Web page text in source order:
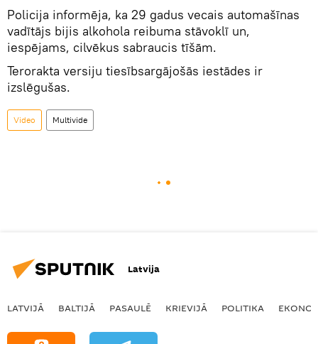
Policija informēja, ka 29 gadus vecais automašīnas
vadītājs bijis alkohola reibuma stāvoklī un,
iespējams, cilvēkus sabraucis tīšām.
Terorakta versiju tiesībsargājošās iestādes ir
izslēgušas.
Video Multivide
Latvija
LATVIJĀ BALTIJĀ PASAULĒ KRIEVIJĀ POLITIKA